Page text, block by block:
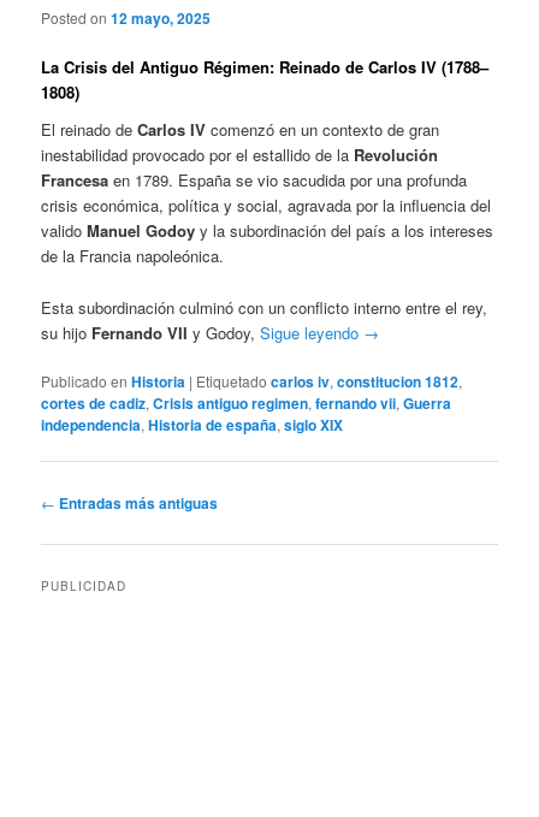
Posted on12 mayo, 2025
La Crisis del Antiguo Régimen: Reinado de Carlos IV (1788–
1808)
El reinado deCarlos IV comenzó en un contexto de gran
inestabilidad provocado por el estallido de la Revolución
Francesa en 1789. España se vio sacudida por una profunda
crisis económica, política y social, agravada por la influencia del
validoManuel Godoy y la subordinación del país a los intereses
de la Francia napoleónica.
Esta subordinación culminó con un conflicto interno entre el rey,
su hijo Fernando VII y Godoy,Sigue leyendo →
Publicado en Historia | Etiquetado carlos iv,constitucion 1812,
cortes de cadiz,Crisis antiguo regimen,fernando vii,Guerra
independencia,Historia de españa,siglo XIX
Navegación
entradas
← Entradas más antiguas
PUBLICIDAD